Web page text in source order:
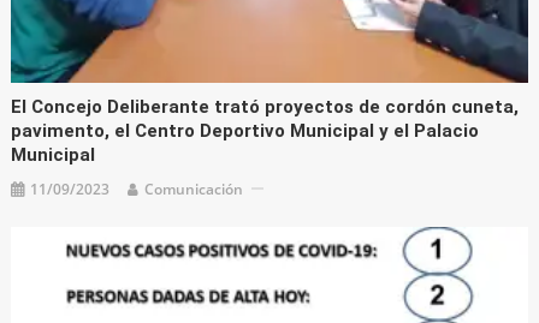
El Concejo Deliberante trató proyectos de cordón cuneta,
pavimento, el Centro Deportivo Municipal y el Palacio
Municipal
11/09/2023 Comunicación